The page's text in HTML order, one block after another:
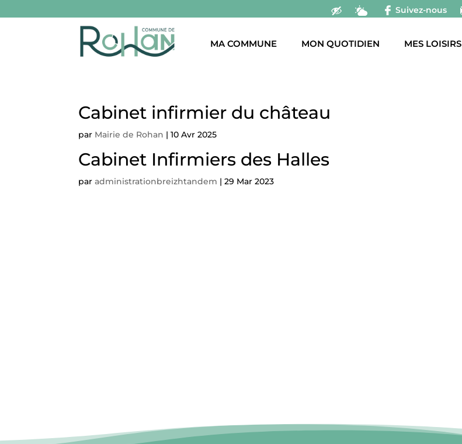
Suivez-nous
MA COMMUNE MON QUOTIDIEN MES LOISIRS
Cabinet infirmier du château
par Mairie de Rohan |10 Avr 2025
Cabinet Infirmiers des Halles
paradministrationbreizhtandem |29 Mar 2023